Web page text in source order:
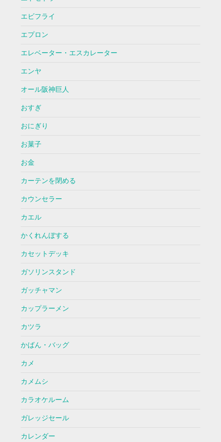
エビフライ
エプロン
エレベーター・エスカレーター
エンヤ
オール阪神巨人
おすぎ
おにぎり
お菓子
お金
カーテンを閉める
カウンセラー
カエル
かくれんぼする
カセットデッキ
ガソリンスタンド
ガッチャマン
カップラーメン
カツラ
かばん・バッグ
カメ
カメムシ
カラオケルーム
ガレッジセール
カレンダー